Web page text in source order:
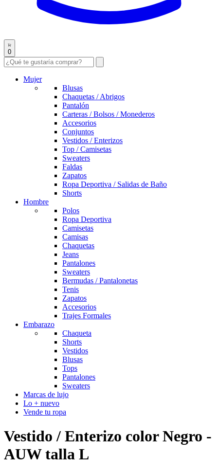
0
Mujer
Blusas
Chaquetas / Abrigos
Pantalón
Carteras / Bolsos / Monederos
Accesorios
Conjuntos
Vestidos / Enterizos
Top / Camisetas
Sweaters
Faldas
Zapatos
Ropa Deportiva / Salidas de Baño
Shorts
Hombre
Polos
Ropa Deportiva
Camisetas
Camisas
Chaquetas
Jeans
Pantalones
Sweaters
Bermudas / Pantalonetas
Tenis
Zapatos
Accesorios
Trajes Formales
Embarazo
Chaqueta
Shorts
Vestidos
Blusas
Tops
Pantalones
Sweaters
Marcas de lujo
Lo + nuevo
Vende tu ropa
Vestido / Enterizo color Negro -
AUW talla L